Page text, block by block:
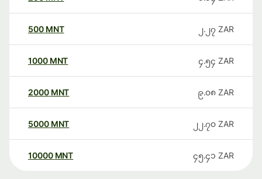
500 MNT ၂.၂၇ ZAR
1000 MNT ၄.၅၄ ZAR
2000 MNT ၉.၀၈ ZAR
5000 MNT ၂၂.၇၀ ZAR
10000 MNT ၄၅.၄၁ ZAR